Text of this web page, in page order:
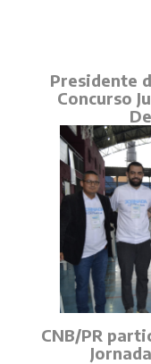
Presidente
Concurso
CNB/PR